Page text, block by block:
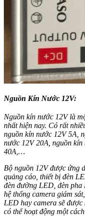
Nguồn Kín Nước 12V:
Nguồn kín nước 12V là
nhất hiện nay. Có rất
nguồn kín nước 12V 5A,
nước 12V 20A, nguồn
40A,…
Bộ nguồn 12V được ứng
quảng cáo, thiết bị đèn
đèn đường LED, đèn
hệ thống camera giám
LED hay camera sẽ
có thể hoạt động một